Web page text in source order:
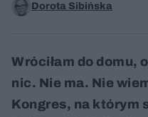
Dorota Sibińska
Wróciłam do domu,
nic. Nie ma. Nie
Kongres, na którym